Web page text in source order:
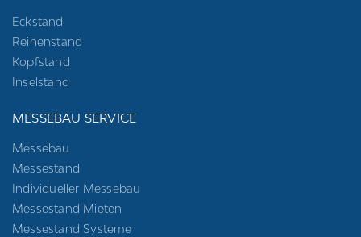
Eckstand
Reihenstand
Kopfstand
Inselstand
MESSEBAU SERVICE
Messebau
Messestand
Individueller Messebau
Messestand Mieten
Messestand Systeme